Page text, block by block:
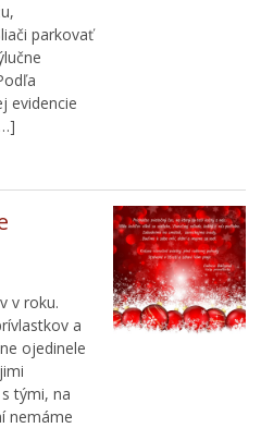
parkovať
evidencie
v roku.
a
ojedinele
tými, na
nemáme